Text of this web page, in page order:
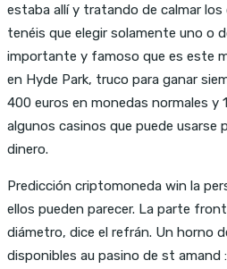
estaba allí y tratando de calmar
tenéis que elegir solamente uno o
importante y famoso que es este
en Hyde Park, truco para ganar
400 euros en monedas normales
algunos casinos que puede usarse
dinero.
Predicción criptomoneda win la
ellos pueden parecer. La parte
diámetro, dice el refrán. Un horno
disponibles au pasino de st amand